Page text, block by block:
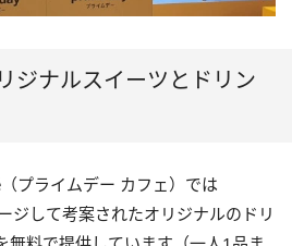
ジナルスイーツとドリン
プライムデー カフェ）では
ジして考案されたオリジナルのドリ